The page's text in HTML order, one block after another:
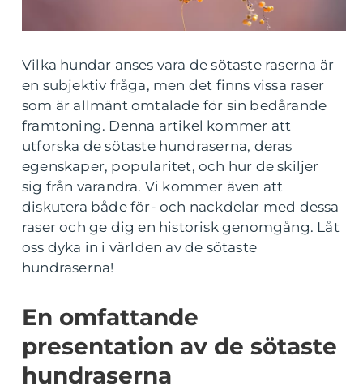
Vilka hundar anses vara de sötaste raserna är
en subjektiv fråga, men det finns vissa raser
som är allmänt omtalade för sin bedårande
framtoning. Denna artikel kommer att
utforska de sötaste hundraserna, deras
egenskaper, popularitet, och hur de skiljer
sig från varandra. Vi kommer även att
diskutera både för- och nackdelar med dessa
raser och ge dig en historisk genomgång. Låt
oss dyka in i världen av de sötaste
hundraserna!
En omfattande
presentation av de sötaste
hundraserna